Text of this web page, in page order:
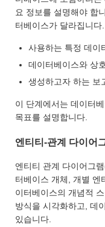
요 정보를 설명해야 합
터베이스가 달라집니다.
사용하는 특정 데이
데이터베이스와 상
생성하고자 하는 보
이 단계에서는 데이터
목표를 설명합니다.
엔티티-관계 다이어
엔티티 관계 다이어그
터베이스 개체, 개별 엔
이터베이스의 개념적
방식을 시각화하고, 데
있습니다.